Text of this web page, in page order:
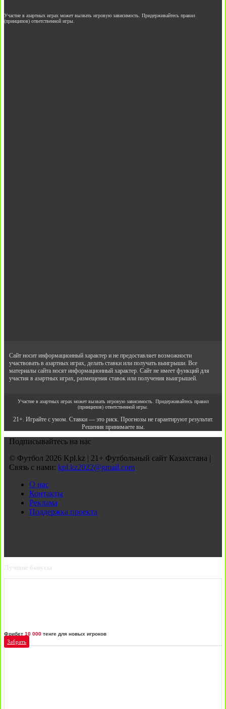
Участие в азартных играх может вызвать игровую зависимость. Придерживайтесь правил
(принципов) ответственной игры.
Сайт носит информационный характер и не предоставляет возможности
участвовать в азартных играх, делать ставки или получать выигрыши. Все
материалы сайта носят информационный характер. Сайт не имеет функций для
участия в азартных играх, размещения ставок или получения выигрышей.
Участие в азартных играх может вызвать игровую зависимость. Придерживайтесь правил
(принципов) ответственной игры.
21+. Играйте с умом. Ставки — это риск. Прогнозы не гарантируют результат.
Решения принимаете вы.
Подписывайтесь на нас
© Футбол 2026 Kpl.kz | 21+ Футбольный сайт Казахстана |
Связь с нами: kpl.kz2022@gmail.com
О нас
Контакты
Реклама
Поддержка проекта
Лучшие бонусы
Фрибет 10 000 тенге для новых игроков
Забрать